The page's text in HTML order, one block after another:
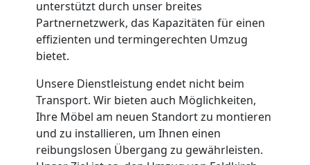
unterstützt durch unser breites
Partnernetzwerk, das Kapazitäten für einen
effizienten und termingerechten Umzug
bietet.
Unsere Dienstleistung endet nicht beim
Transport. Wir bieten auch Möglichkeiten,
Ihre Möbel am neuen Standort zu montieren
und zu installieren, um Ihnen einen
reibungslosen Übergang zu gewährleisten.
Privatumzug
Feldkirch
Tresortransport